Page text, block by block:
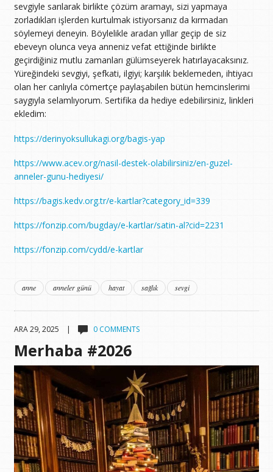
sevgiyle sarılarak birlikte çözüm aramayı, sizi yapmaya
zorladıkları işlerden kurtulmak istiyorsanız da kırmadan
söylemeyi deneyin. Böylelikle aradan yıllar geçip de siz
ebeveyn olunca veya anneniz vefat ettiğinde birlikte
geçirdiğiniz mutlu zamanları gülümseyerek hatırlayacaksınız.
Yüreğindeki sevgiyi, şefkati, ilgiyi; karşılık beklemeden, ihtiyacı
olan her canlıyla cömertçe paylaşabilen bütün hemcinslerimi
saygıyla selamlıyorum. Sertifika da hediye edebilirsiniz, linkleri
ekledim:
https://derinyoksullukagi.org/bagis-yap
https://www.acev.org/nasil-destek-olabilirsiniz/en-guzel-
anneler-gunu-hediyesi/
https://bagis.kedv.org.tr/e-kartlar?category_id=339
https://fonzip.com/bugday/e-kartlar/satin-al?cid=2231
https://fonzip.com/cydd/e-kartlar
anne anneler günü hayat sağlık sevgi
ARA 29, 2025 | 0 COMMENTS
Merhaba #2026